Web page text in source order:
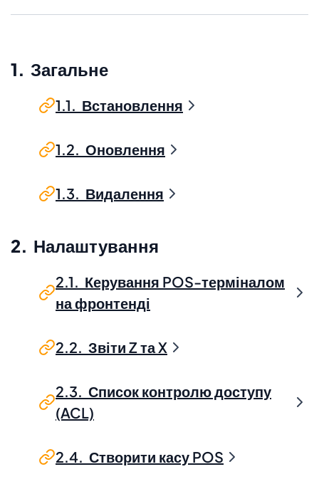
1. Загальне
1.1. Встановлення
1.2. Оновлення
1.3. Видалення
2. Налаштування
2.1. Керування POS-терміналом
на фронтенді
2.2. Звіти Z та X
2.3. Список контролю доступу
(ACL)
2.4. Створити касу POS